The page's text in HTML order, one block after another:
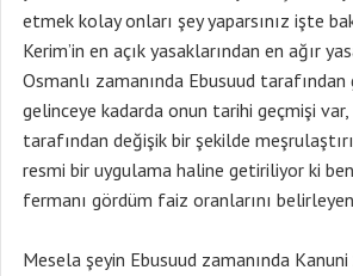
etmek kolay onları şey yaparsınız işte
Kerim’in en açık yasaklarından en ağır
Osmanlı zamanında Ebusuud tarafından
gelinceye kadarda onun tarihi geçmişi var,
tarafından değişik bir şekilde
resmi bir uygulama haline getiriliyor ki
fermanı gördüm faiz oranlarını
Mesela şeyin Ebusuud zamanında